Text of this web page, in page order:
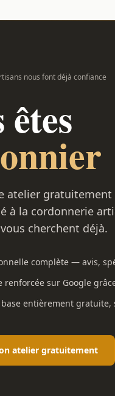
nous font déjà confiance
êtes
atelier
à la cordonnerie
cherchent déjà.
complète — avis,
renforcée sur Google
entièrement gratuite,
atelier gratuitement